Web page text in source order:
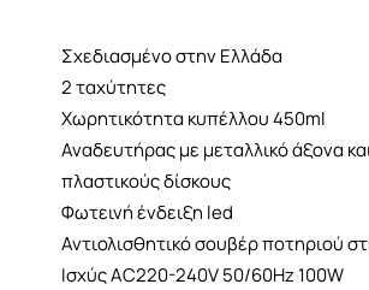
Σχεδιασμένο στην Ελλάδα
2 ταχύτητες
Χωρητικότητα κυπέλλου 450ml
Αναδευτήρας με μεταλλικό άξονα
πλαστικούς δίσκους
Φωτεινή ένδειξη led
Αντιολισθητικό σουβέρ ποτηριού
Ισχύς AC220-240V 50/60Hz 100W